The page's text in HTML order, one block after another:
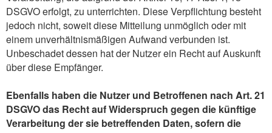
DSGVO erfolgt, zu unterrichten. Diese Verpflichtung besteht
jedoch nicht, soweit diese Mitteilung unmöglich oder mit
einem unverhältnismäßigen Aufwand verbunden ist.
Unbeschadet dessen hat der Nutzer ein Recht auf Auskunft
über diese Empfänger.
Ebenfalls haben die Nutzer und Betroffenen nach Art. 21
DSGVO das Recht auf Widerspruch gegen die künftige
Verarbeitung der sie betreffenden Daten, sofern die